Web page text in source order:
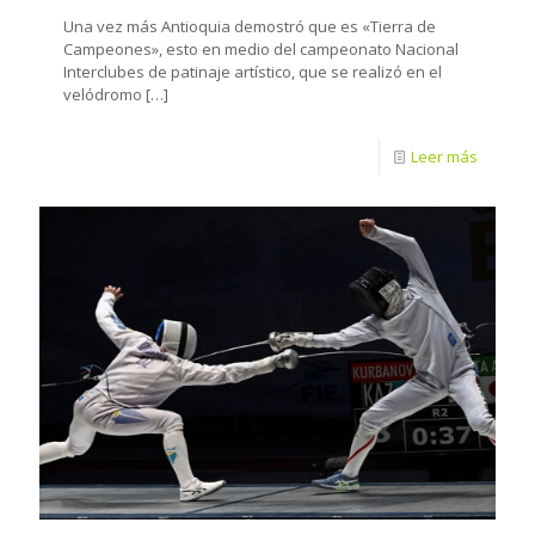
Una vez más Antioquia demostró que es «Tierra de
Campeones», esto en medio del campeonato Nacional
Interclubes de patinaje artístico, que se realizó en el
velódromo […]
Leer más